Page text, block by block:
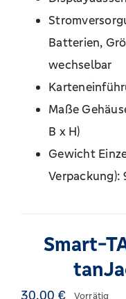
Batterien,
wechselbar
Maße
B x H)
Gewicht
Verpackung):
Smart-
30,00 € Vorrätig